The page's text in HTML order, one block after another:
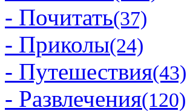
- Почитать(37)
- Приколы(24)
- Путешествия(43)
- Развлечения(120)